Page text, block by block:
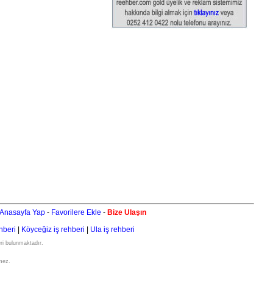
Anasayfa Yap - Favorilere Ekle - Bize Ulaşın
Köyceğiz iş rehberi Ula iş rehberi
bulunmaktadır.